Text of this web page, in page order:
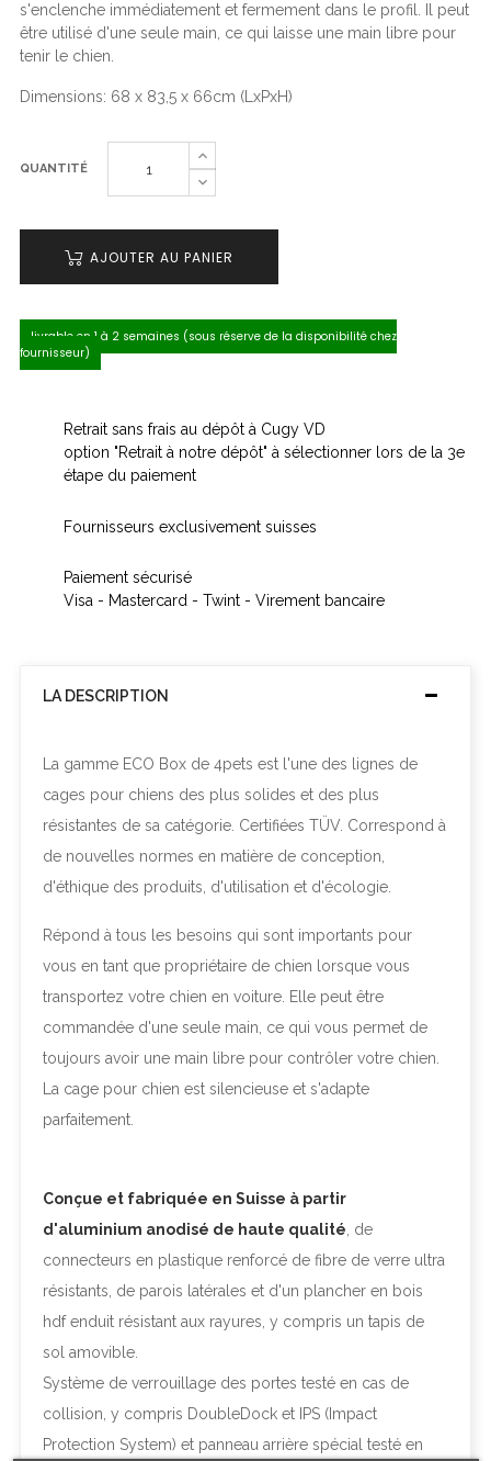
s'enclenche immédiatement et fermement dans le profil. Il peut
être utilisé d'une seule main, ce qui laisse une main libre pour
tenir le chien.
Dimensions: 68 x 83,5 x 66cm (LxPxH)
QUANTITÉ
AJOUTER AU PANIER
livrable en 1 à 2 semaines (sous réserve de la disponibilité chez
fournisseur)
Retrait sans frais au dépôt à Cugy VD
option "Retrait à notre dépôt" à sélectionner lors de la 3e
étape du paiement
Fournisseurs exclusivement suisses
Paiement sécurisé
Visa - Mastercard - Twint - Virement bancaire
LA DESCRIPTION
La gamme ECO Box de 4pets est l'une des lignes de
cages pour chiens des plus solides et des plus
résistantes de sa catégorie. Certifiées TÜV. Correspond à
de nouvelles normes en matière de conception,
d'éthique des produits, d'utilisation et d'écologie.
Répond à tous les besoins qui sont importants pour
vous en tant que propriétaire de chien lorsque vous
transportez votre chien en voiture. Elle peut être
commandée d'une seule main, ce qui vous permet de
toujours avoir une main libre pour contrôler votre chien.
La cage pour chien est silencieuse et s'adapte
parfaitement.
Conçue et fabriquée en Suisse à partir
d'aluminium anodisé de haute qualité , de
connecteurs en plastique renforcé de fibre de verre ultra
résistants, de parois latérales et d'un plancher en bois
hdf enduit résistant aux rayures, y compris un tapis de
sol amovible.
Système de verrouillage des portes testé en cas de
collision, y compris DoubleDock et IPS (Impact
Protection System) et panneau arrière spécial testé en